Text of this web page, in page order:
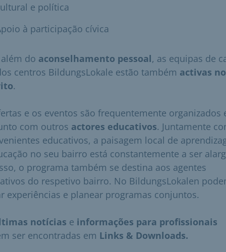
e política
à participação cívica
do aconselhamento pessoal, as equipas de
centros BildungsLokale estão também activas no
.
e os eventos são frequentemente organizados
com outros actores educativos. Juntamente
educativos, a paisagem local de
no seu bairro está constantemente a ser
o programa também se destina aos agentes
do respetivo bairro. No BildungsLokalen
experiências e planear programas conjuntos.
notícias e informações para profissionais
ser encontradas em Links & Downloads.